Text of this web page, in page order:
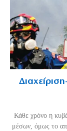
Κάθε χρόνο η
μέσων, όμως το